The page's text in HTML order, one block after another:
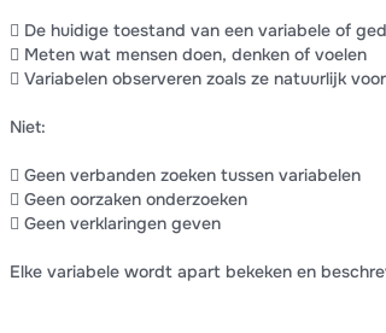
 De huidige toestand van een variabele of
 Meten wat mensen doen, denken of voelen
 Variabelen observeren zoals ze natuurlijk
Niet:
 Geen verbanden zoeken tussen variabelen
 Geen oorzaken onderzoeken
 Geen verklaringen geven
Elke variabele wordt apart bekeken en